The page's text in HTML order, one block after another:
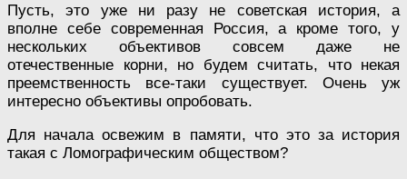
Пусть, это уже ни разу не советская история, а
вполне себе современная Россия, а кроме того, у
нескольких объективов совсем даже не
отечественные корни, но будем считать, что некая
преемственность все-таки существует. Очень уж
интересно объективы опробовать.
Для начала освежим в памяти, что это за история
такая с Ломографическим обществом?